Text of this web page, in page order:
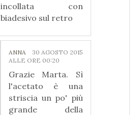
incollata con
biadesivo sul retro
ANNA
30 AGOSTO 2015
ALLE ORE 00:20
Grazie Marta. Sì
l'acetato è una
striscia un po' più
grande della